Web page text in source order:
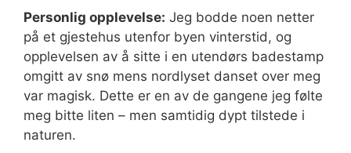
Personlig opplevelse: Jeg bodde noen netter
på et gjestehus utenfor byen vinterstid, og
opplevelsen av å sitte i en utendørs badestamp
omgitt av snø mens nordlyset danset over meg
var magisk. Dette er en av de gangene jeg følte
meg bitte liten – men samtidig dypt tilstede i
naturen.